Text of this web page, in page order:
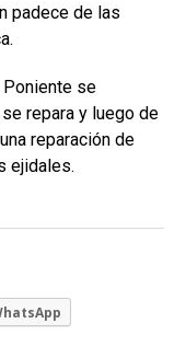
padece de las
Poniente se
repara y luego de
reparación de
ejidales.